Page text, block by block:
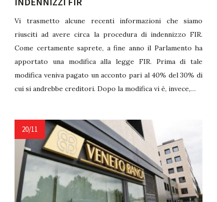
Vi trasmetto alcune recenti informazioni che siamo
riusciti ad avere circa la procedura di indennizzo FIR.
Come certamente saprete, a fine anno il Parlamento ha
apportato una modifica alla legge FIR. Prima di tale
modifica veniva pagato un acconto pari al 40% del 30% di
cui si andrebbe creditori. Dopo la modifica vi è, invece,…
20/11